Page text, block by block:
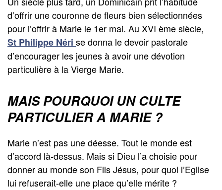
d’offrir une couronne de fleurs bien sélectionnées
pour l’offrir à Marie le 1er mai. Au XVI ème siècle,
St Philippe Néri se donna le devoir pastorale
d’encourager les jeunes à avoir une dévotion
particulière à la Vierge Marie.
MAIS POURQUOI UN CULTE
PARTICULIER A MARIE ?
Marie n’est pas une déesse. Tout le monde est
d’accord là-dessus. Mais si Dieu l’a choisie pour
donner au monde son Fils Jésus, pour quoi l’Eglise
lui refuserait-elle une place qu’elle mérite ?